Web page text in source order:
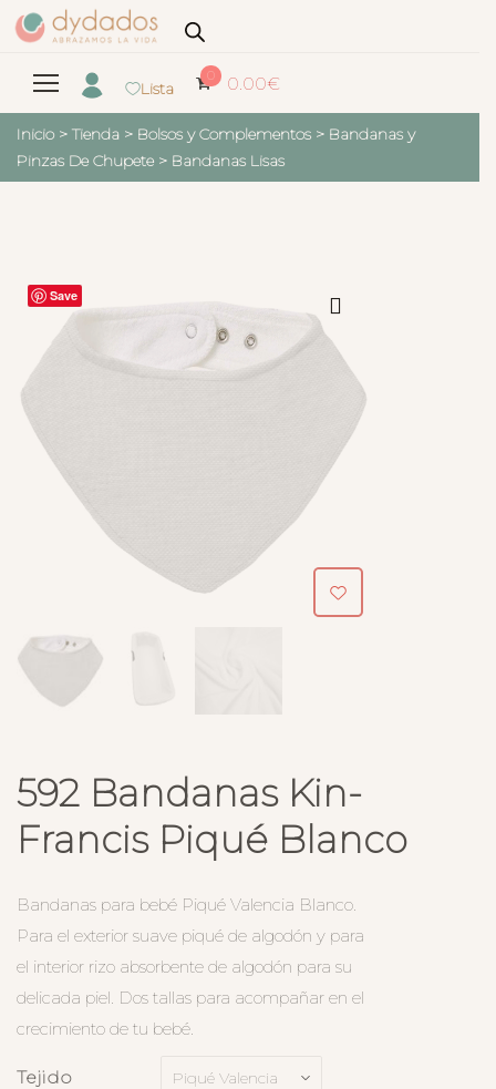
Lista
0 0.00€
Inicio > Tienda > Bolsos y Complementos > Bandanas y
Pinzas De Chupete > Bandanas Lisas
Save
592 Bandanas Kin-
Francis Piqué Blanco
Bandanas para bebé Piqué Valencia Blanco.
Para el exterior suave piqué de algodón y para
el interior rizo absorbente de algodón para su
delicada piel. Dos tallas para acompañar en el
crecimiento de tu bebé.
Tejido